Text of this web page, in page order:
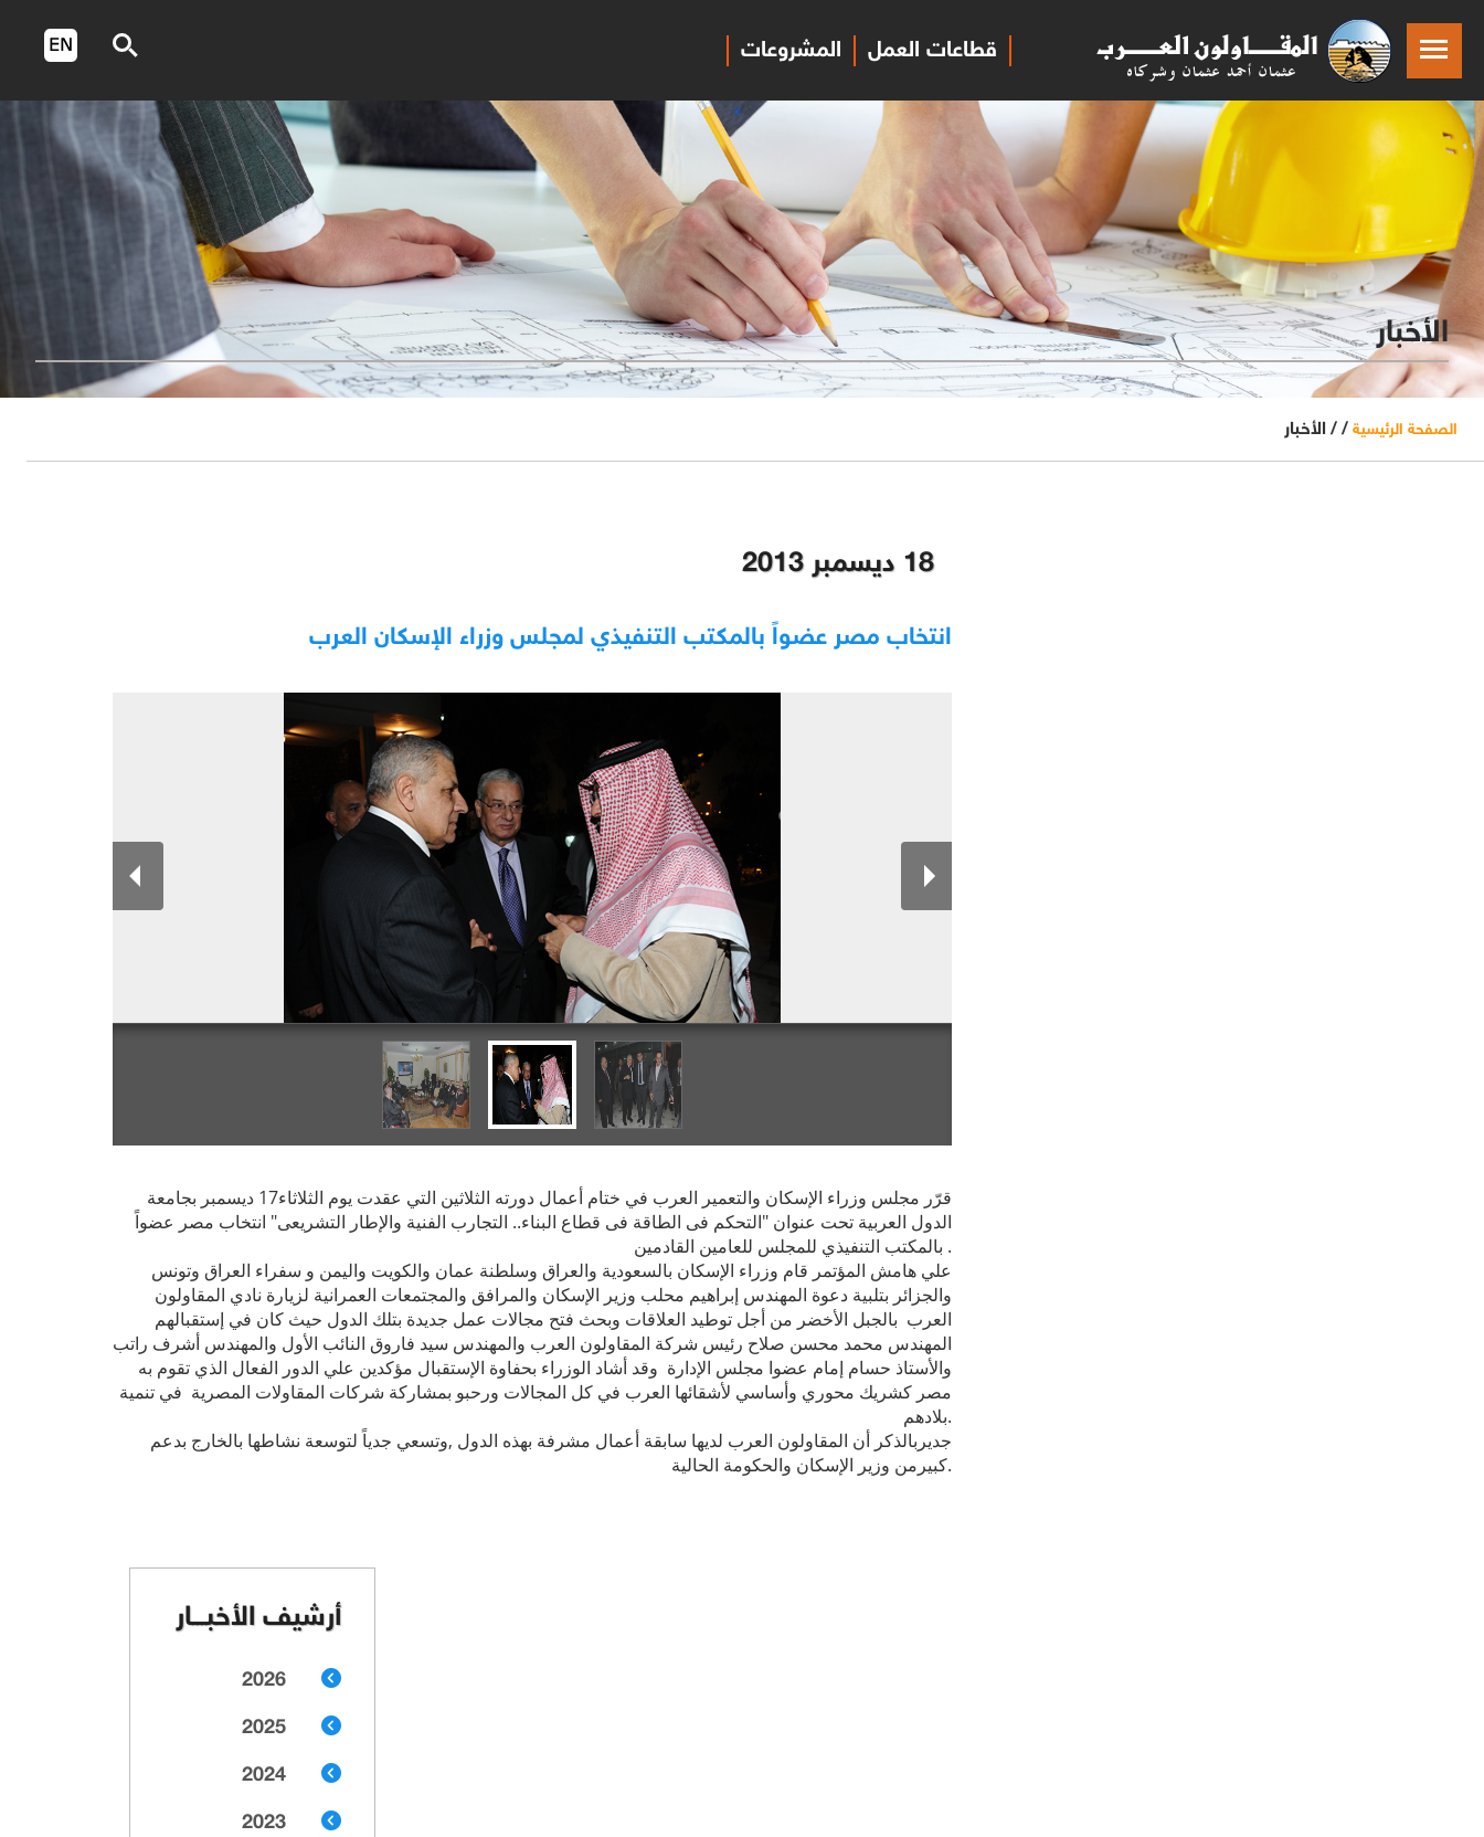
المشروعات قطاعات العمل
الأخبار
الصفحة الرئيسية / / الأخبار
18 ديسمبر 2013
انتخاب مصر عضواً بالمكتب التنفيذي لمجلس وزراء الإسكان العرب
قرّر مجلس وزراء الإسكان والتعمير العرب في ختام أعمال دورته الثلاثين التي عقدت يوم الثلاثاء17 ديسمبر بجامعة
الدول العربية تحت عنوان "التحكم فى الطاقة فى قطاع البناء.. التجارب الفنية والإطار التشريعى" انتخاب مصر عضواً
بالمكتب التنفيذي للمجلس للعامين القادمين .
والجزائر بتلبية دعوة المهندس إبراهيم محلب وزير الإسكان والمرافق والمجتمعات العمرانية لزيارة نادي المقاولون
العرب بالجبل الأخضر من أجل توطيد العلاقات وبحث فتح مجالات عمل جديدة بتلك الدول حيث كان في إستقبالهم
المهندس محمد محسن صلاح رئيس شركة المقاولون العرب والمهندس سيد فاروق النائب الأول والمهندس أشرف راتب
والأستاذ حسام إمام عضوا مجلس الإدارة وقد أشاد الوزراء بحفاوة الإستقبال مؤكدين علي الدور الفعال الذي تقوم به
مصر كشريك محوري وأساسي لأشقائها العرب في كل المجالات ورحبو بمشاركة شركات المقاولات المصرية في تنمية
بلادهم.
جديربالذكر أن المقاولون العرب لديها سابقة أعمال مشرفة بهذه الدول ,وتسعي جدياً لتوسعة نشاطها بالخارج بدعم
كبيرمن وزير الإسكان والحكومة الحالية.
أرشيف الأخبـــار
2026
2025
2024
2023